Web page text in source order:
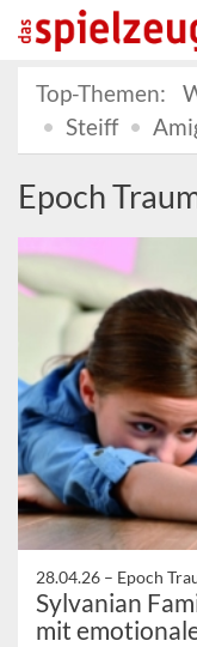
Top-Themen:
Steiff
Epoch
28.04.26 – Epoch
Sylvanian
mit